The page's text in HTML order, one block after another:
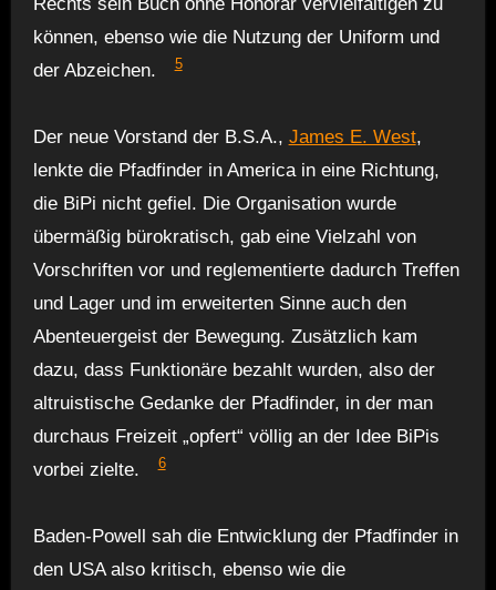
können, ebenso wie die Nutzung der Uniform und
der Abzeichen.
5
Der neue Vorstand der B.S.A., James E. West,
lenkte die Pfadfinder in America in eine Richtung,
die BiPi nicht gefiel. Die Organisation wurde
übermäßig bürokratisch, gab eine Vielzahl von
Vorschriften vor und reglementierte dadurch Treffen
und Lager und im erweiterten Sinne auch den
Abenteuergeist der Bewegung. Zusätzlich kam
dazu, dass Funktionäre bezahlt wurden, also der
altruistische Gedanke der Pfadfinder, in der man
durchaus Freizeit „opfert“ völlig an der Idee BiPis
vorbei zielte.
6
Baden-Powell sah die Entwicklung der Pfadfinder in
den USA also kritisch, ebenso wie die